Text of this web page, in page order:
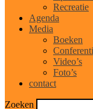
Recreatie
Agenda
Media
Boeken
Video’s
Foto’s
contact
Zoeken